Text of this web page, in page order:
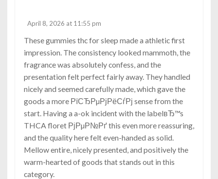
April 8, 2026 at 11:55 pm
Thesegummies thc for sleep made a athletic first
impression. The consistency looked mammoth, the
fragrance was absolutely confess, and the
presentation felt perfect fairly away. They handled
nicely and seemed carefully made, which gave the
goods a more РїСЂРµРјРёСѓРј sense from the
start. Having a a-ok incident with the labelвЂ™s
THCA floret РјРµР№Рґ this even more reassuring,
and the quality here felt even-handed as solid.
Mellow entire, nicely presented, and positively the
warm-hearted of goods that stands out in this
category.